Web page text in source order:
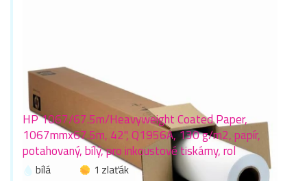
HP 1067/67.5m/Heavyweight Coated Paper,
1067mmx67.5m, 42", Q1956A, 130 g/m2, papír,
potahovaný, bílý, pro inkoustové tiskárny, rol
bílá
1 zlaťák